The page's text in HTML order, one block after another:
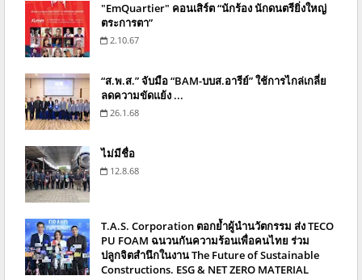
"EmQuartier" คอนเสิร์ต “นักร้อง นักดนตรียิ่งใหญ่
ตระการตา”
2.10.67
“ส.พ.ส.” จับมือ “BAM-บบส.อารีย์” ใช้การไกล่เกลี่ย
ลดความขัดแย้ง ...
26.1.68
ไม่มีชื่อ
12.8.68
T.A.S. Corporation ตอกย้ำผู้นำนวัตกรรม ส่ง TECO
PU FOAM ฉนวนกันความร้อนเพื่อคนไทย ร่วม
ปลูกจิตสำนึกในงาน The Future of Sustainable
Constructions. ESG & NET ZERO MATERIAL